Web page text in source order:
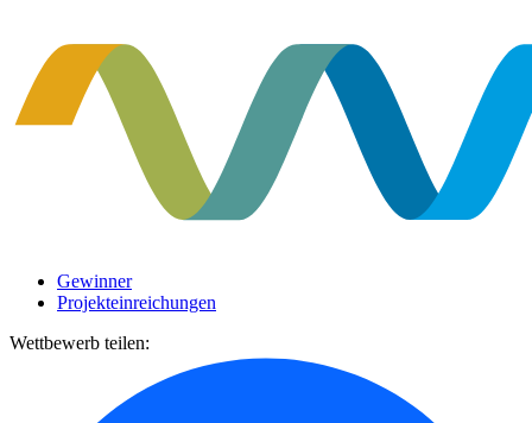
Gewinner
Projekteinreichungen
Wettbewerb teilen: